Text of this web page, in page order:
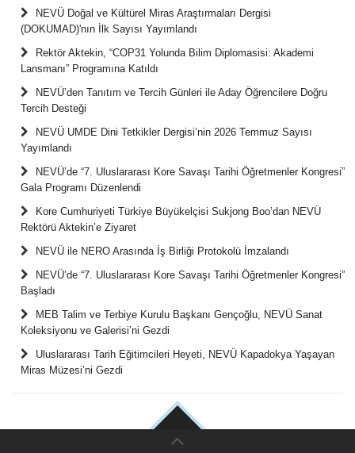
NEVÜ Doğal ve Kültürel Miras Araştırmaları Dergisi
(DOKUMAD)'nın İlk Sayısı Yayımlandı
Rektör Aktekin, “COP31 Yolunda Bilim Diplomasisi: Akademi
Lansmanı” Programına Katıldı
NEVÜ’den Tanıtım ve Tercih Günleri ile Aday Öğrencilere Doğru
Tercih Desteği
NEVÜ UMDE Dini Tetkikler Dergisi’nin 2026 Temmuz Sayısı
Yayımlandı
NEVÜ’de “7. Uluslararası Kore Savaşı Tarihi Öğretmenler Kongresi”
Gala Programı Düzenlendi
Kore Cumhuriyeti Türkiye Büyükelçisi Sukjong Boo’dan NEVÜ
Rektörü Aktekin’e Ziyaret
NEVÜ ile NERO Arasında İş Birliği Protokolü İmzalandı
NEVÜ’de “7. Uluslararası Kore Savaşı Tarihi Öğretmenler Kongresi”
Başladı
MEB Talim ve Terbiye Kurulu Başkanı Gençoğlu, NEVÜ Sanat
Koleksiyonu ve Galerisi’ni Gezdi
Uluslararası Tarih Eğitimcileri Heyeti, NEVÜ Kapadokya Yaşayan
Miras Müzesi’ni Gezdi